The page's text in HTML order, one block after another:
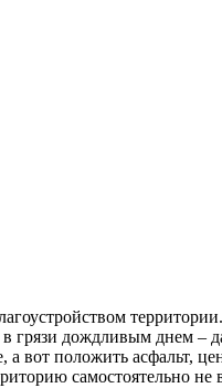
грязи дождливым днем
а вот положить асфальт,
самостоятельно